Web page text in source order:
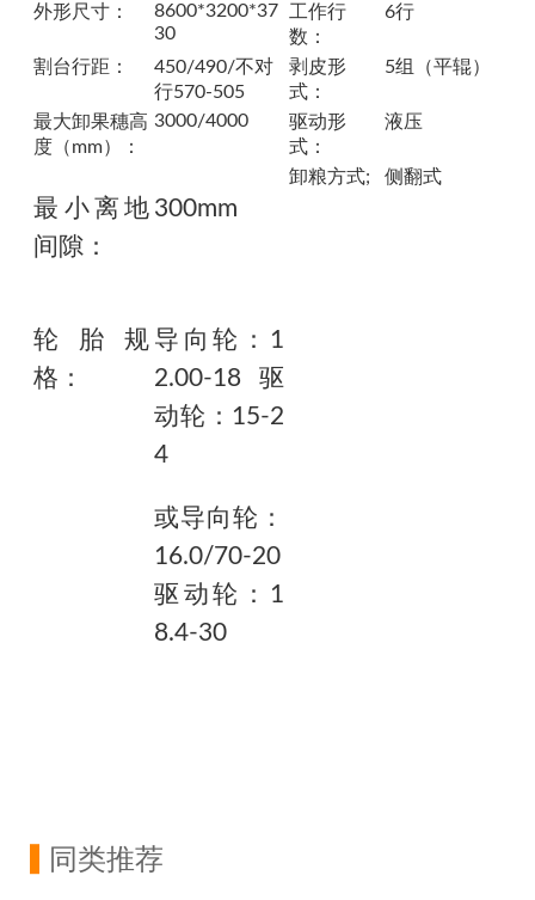
外形尺寸：
8600*3200*37
30
工作行
数：
6行
割台行距：
450/490/不对
行570-505
剥皮形
式：
5组（平辊）
最大卸果穗高
度（mm）：
3000/4000
驱动形
式：
液压
最小离地
间隙：
300mm
卸粮方式; 侧翻式
轮胎规
格：
导向轮：1
2.00-18 驱
动轮：15-2
4
或导向轮：
16.0/70-20
驱动轮：1
8.4-30
同类推荐